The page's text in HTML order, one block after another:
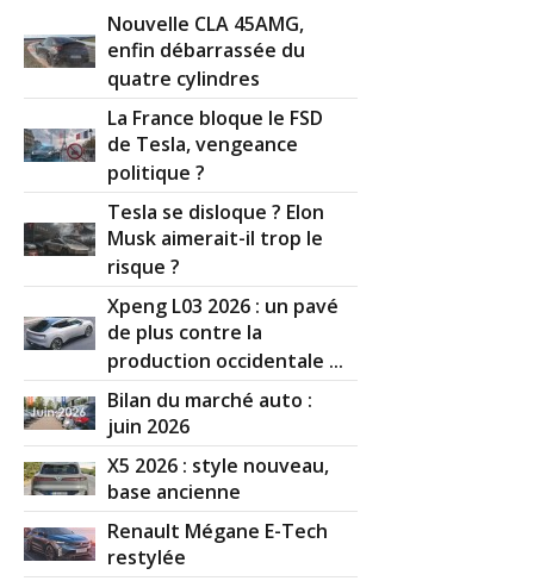
Nouvelle CLA 45AMG,
enfin débarrassée du
quatre cylindres
La France bloque le FSD
de Tesla, vengeance
politique ?
Tesla se disloque ? Elon
Musk aimerait-il trop le
risque ?
Xpeng L03 2026 : un pavé
de plus contre la
production occidentale ...
Bilan du marché auto :
juin 2026
X5 2026 : style nouveau,
base ancienne
Renault Mégane E-Tech
restylée